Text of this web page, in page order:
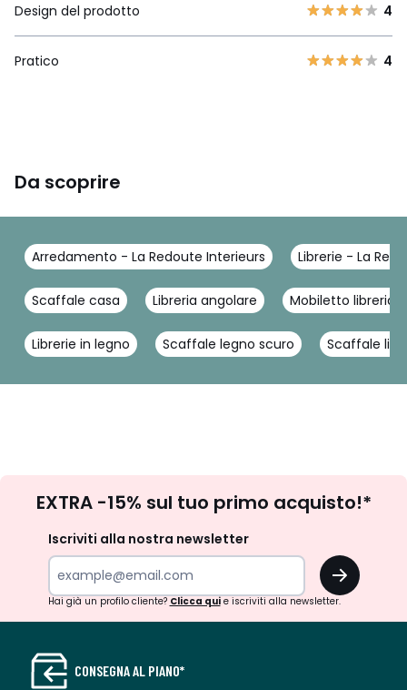
Design del prodotto
4
Pratico 4
Da scoprire
Arredamento - La Redoute Interieurs Librerie - La
Scaffale casa Libreria angolare Mobiletto libreria
Librerie in legno Scaffale legno scuro Scaffale
newsletter
EXTRA -15% sul tuo primo acquisto!*
Iscriviti alla nostra newsletter
OK
Hai già un profilo cliente? Clicca quie iscriviti alla newsletter.
CONSEGNA AL PIANO*